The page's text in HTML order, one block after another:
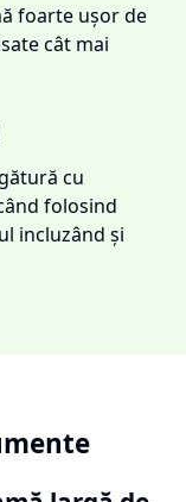
foarte ușor de
cât mai
cu
folosind
incluzând și